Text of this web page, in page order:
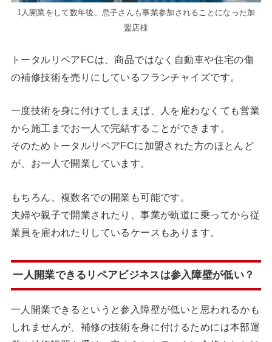
1人開業をして数年後、息子さんも事業参加されることになった加
盟店様
トータルリペアFCは、商品ではなく自動車や住宅の傷
の補修技術を売りにしているフランチャイズです。
一度技術を身に付けてしまえば、人を雇わなくても営業
から施工までお一人で完結することができます。
そのためトータルリペアFCに加盟された方のほとんど
が、お一人で開業しています。
もちろん、複数名での開業も可能です。
夫婦や親子で開業されたり、事業が軌道に乗ってから従
業員を雇われたりしているケースもあります。
一人開業できるリペアビジネスは参入障壁が低い？
一人開業できるというと参入障壁が低いと思われるかも
しれませんが、補修の技術を身に付けるためには本部運